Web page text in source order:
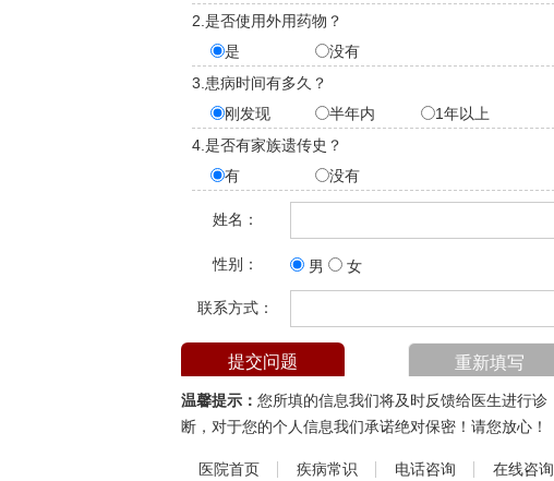
2.是否使用外用药物？
是
没有
3.患病时间有多久？
刚发现
半年内
1年以上
4.是否有家族遗传史？
有
没有
姓名：
性别： 男 女
联系方式：
温馨提示： 您所填的信息我们将及时反馈给医生进行诊
断，对于您的个人信息我们承诺绝对保密！请您放心！
医院首页 疾病常识 电话咨询 在线咨询